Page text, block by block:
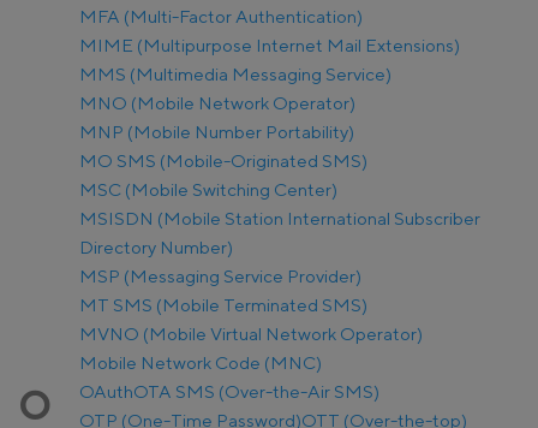
MFA (Multi-Factor Authentication)
MIME (Multipurpose Internet Mail Extensions)
MMS (Multimedia Messaging Service)
MNO (Mobile Network Operator)
MNP (Mobile Number Portability)
MO SMS (Mobile-Originated SMS)
MSC (Mobile Switching Center)
MSISDN (Mobile Station International Subscriber
Directory Number)
MSP (Messaging Service Provider)
MT SMS (Mobile Terminated SMS)
MVNO (Mobile Virtual Network Operator)
Mobile Network Code (MNC)
O OAuthOTA SMS (Over-the-Air SMS)
OTP (One-Time Password)OTT (Over-the-top)